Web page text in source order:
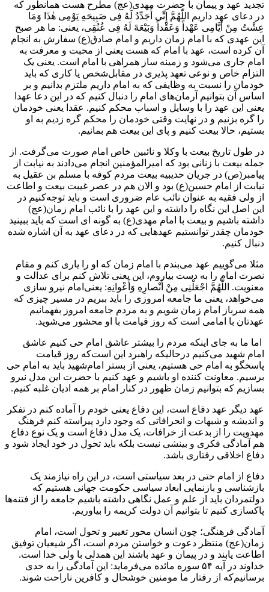
تجدید عهد و پیمان با حضرت مهدی(عج) مطرح هست همانطور که
در دعای عهد داریم اللّٰهُمَّ إِنِّی أُجَدِّدُ لَهُ فِی صَبِیحَهِ یَوْمِی هٰذَا وَمَا
عِشْتُ مِنْ أَیَّامِی عَهْداً وَعَقْداً وَبَیْعَهً لَهُ فِی عُنُقِی، یعنی: ما هر صبح
این عهدی که با امام زمان داریم و امام صادق(ع) سفارش به انجام
آن کرده است، عهد با امام که هست یعنی از محبت و معرفت به
امام جاری می‌شود و زمینه ساز همراهی با امام است. یعنی یک
التزام خاص و نوعی تعهد پذیری در مقابل‌شخص یا کاری که باید
خودمان را نسبت به وظایفی که به امام داریم ملتزم بدانیم و بر
اساس آن بتوانیم آرمان‌های امام را دنبال کنیم که در این دعا عهدا
یعنی این عهد را با وسایل و اسباب محکم کنیم. عقدا یعنی خودمان
را گره بزنیم و در نهایت وقتی خودمان را محکم گره زدیم به او
بستیم، حالا بیعت کنیم و پای این بیعت هم بمانیم.
در طول تاریخ بیعت با وکلا و نائبین خاص امام صورت می‌گرفت. از
جمله بیعت با زنانی بود ‌که امیرالمؤمنین انجام می‌دادند به نیابت از
پیامبر(ص) در جریان حدیبیه بیعت مردم کوفه با مسلم بن عقیل به
نیابت از امام حسین(ع)‌ بود و الان هم در عصر غیبت بیعت و اطاعت
از ولی فقیه به عنوان نائب عام ضروری است و باید توجه‌کنیم در
این اصل این نگاه را داشته و این عهد را با نائب امام زمان(عج)
داشته باشیم و بیعت با امام مهدی(ع) به گونه ای است که باید ببینید
خودمان چقدر توانستیم عهدهایی که در دعای عهد به آن اشاره شده
دنبال کنیم.
مثلا می‌گوییم‌ عهد می‌بندم با امام زمان که او را یاری کنم‌ و مقام
نصرت امام را به دست بیاروم، این یعنی تلاش کنم برای عدالت و
معنویت. اللّٰهُمَّ اجْعَلْنِی مِنْ أَنْصارِهِ وَأَعْوانِهِ: یعنی‌امام نیرو سازی
می‌خواهد، یعنی ما جامعه امروزی را باید ببریم در مسیر چیزی که
همه سرباز امام زمان شویم و به مردم جامعه امروز بفهمانیم
عهدتان با امامی است که روز قیامت با او محشور می‌شوید.
اما ما به جای اینکه مردم را بیشتر عاشق امام حی کنیم عاشق
امام شهید می‌کنیم درحالیکه راهبرد این است‌که روز قیامت
پاسخگو به امام حی هستیم، یعنی از بستر امام‌شهید باید به امام حی
برسیم. معاونت کننده او باشیم و عهد کنیم با حضرت این مدل نیرو
بسازیم که بتوانیم زمان ظهور در کنار امام بر همه ادیان غلبه کنیم.
عهد دیگر عهد دفاع است، این دفاع یعنی خودم را آماده کنم در تفکر
و اندیشه و شبهات و انحرافاتی که وجود دارد پیراسته کنم فرهنگ
مهدویت را از بدعت از خرافات، یک مدل دفاع است و یک نوع دفاع
هم آمادگی فکری و بینشی نیست بلکه باید تحول در خود ایجاد شود و
دفاع اخلاقی رفتاری باشد.
دفاع از امام حتی در بعد سیاستی است، در این راه نیازمند یک
بازشناسی و بازنمایی ابعاد سیاسی حکومت جهانی هستیم که
دولتمردان باید از علم و عمل نگاهی داشته باشیم جامعه را از فتنه‌ها
پاکسازی کنیم تا بتوانیم آن دولت کریمه را بیاوریم.
آمادگی فرهنگی؛ چون انسان محور تغییر و تحول است، امام
زمان(عج) منتظر دعوت و خواستن مردم است، اگر شیعیان توفیق
اطاعت یابند و در پیمان و عهد باشند این همدلی با ولی خدا است‌.
خداوند در آیه ۵۴ سوره مائده می‌فرماید: این آمادگی را به حدی
برسانیم‌که از رفتار ما مومنین خوشحال و کافرین ناراحت شوند.